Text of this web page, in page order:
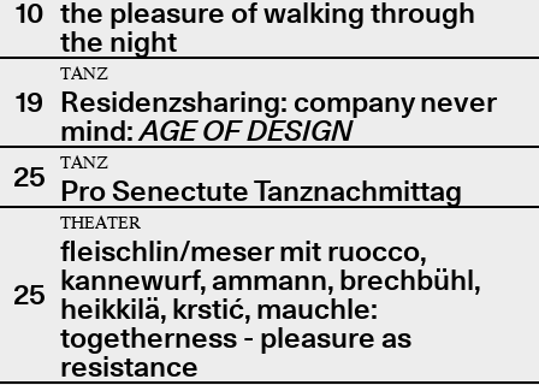
10 the pleasure of walking through
the night
19
TANZ
Residenzsharing: company never
mind:AGE OF DESIGN
25
TANZ
Pro Senectute Tanznachmittag
25
THEATER
fleischlin/meser mit ruocco,
kannewurf, ammann, brechbühl,
heikkilä, krstić, mauchle:
togetherness - pleasure as
resistance